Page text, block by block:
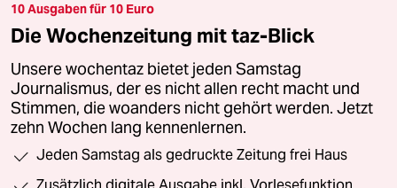
10 Ausgaben für 10 Euro
Die Wochenzeitung mit taz-Blick
Unsere wochentaz bietet jeden Samstag
Journalismus, der es nicht allen recht macht und
Stimmen, die woanders nicht gehört werden. Jetzt
zehn Wochen lang kennenlernen.
Jeden Samstag als gedruckte Zeitung frei Haus